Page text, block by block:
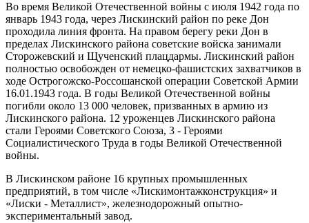
Во время Великой Отечественной войны с июля 1942 года по
январь 1943 года, через Лискинский район по реке Дон
проходила линия фронта. На правом берегу реки Дон в
пределах Лискинского района советские войска занимали
Сторожевский и Щученский плацдармы. Лискинский район
полностью освобожден от немецко-фашистских захватчиков в
ходе Острогожско-Россошанской операции Советской Армии
16.01.1943 года. В годы Великой Отечественной войны
погибли около 13 000 человек, призванных в армию из
Лискинского района. 12 уроженцев Лискинского района
стали Героями Советского Союза, 3 - Героями
Социалистического Труда в годы Великой Отечественной
войны.
В Лискинском районе 16 крупных промышленных
предприятий, в том числе «Лискимонтажконструкция» и
«Лиски - Металлист», железнодорожный опытно-
экспериментальный завод.